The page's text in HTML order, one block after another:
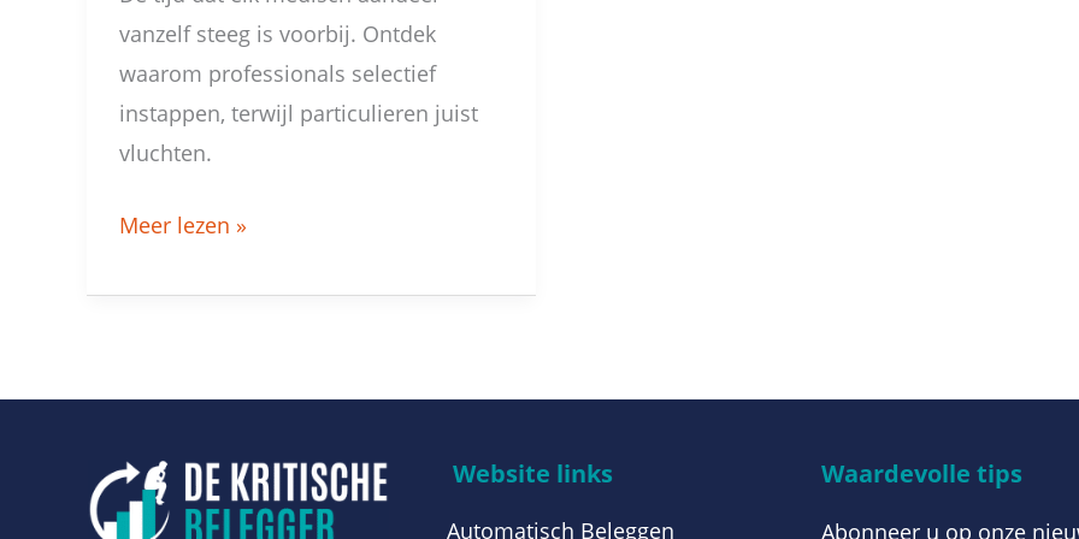
vanzelf steeg is voorbij. Ontdek
waarom professionals selectief
instappen, terwijl particulieren juist
vluchten.
Meer lezen »
Website links
Automatisch Beleggen
Waardevolle tips
Abonneer u op onze